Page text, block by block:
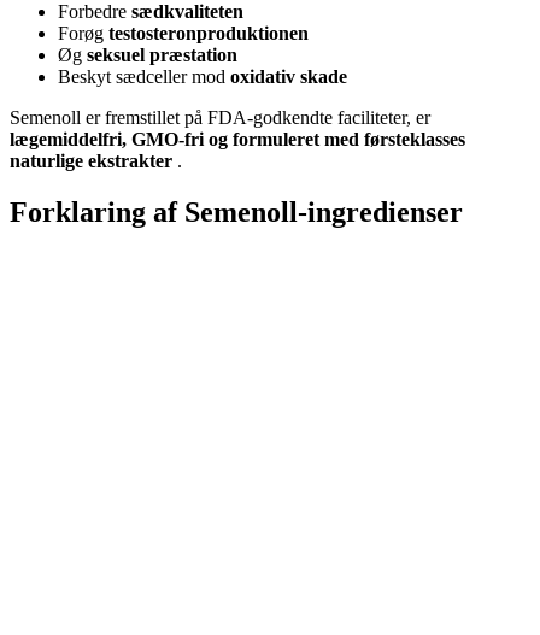
Forbedre sædkvaliteten
Forøg testosteronproduktionen
Øg seksuel præstation
Beskyt sædceller mod oxidativ skade
Semenoll er fremstillet på FDA-godkendte faciliteter, er
lægemiddelfri, GMO-fri og formuleret med førsteklasses
naturlige ekstrakter .
Forklaring af Semenoll-ingredienser